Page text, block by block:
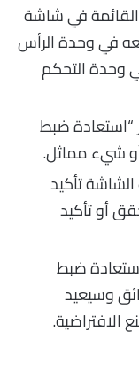
القائمة في شاشة
في وحدة الرأس
وحدة التحكم
“استعادة ضبط
شيء مماثل.
الشاشة تأكيد
أو تأكيد
استعادة ضبط
وسيعيد
الافتراضية.